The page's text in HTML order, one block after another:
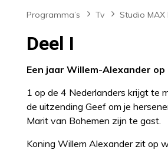
Programma’s Tv Studio MAX
Deel I
Een jaar Willem-Alexander
1 op de 4 Nederlanders krijgt te
de uitzending Geef om je
Marit van Bohemen zijn te gast.
Koning Willem Alexander zit op